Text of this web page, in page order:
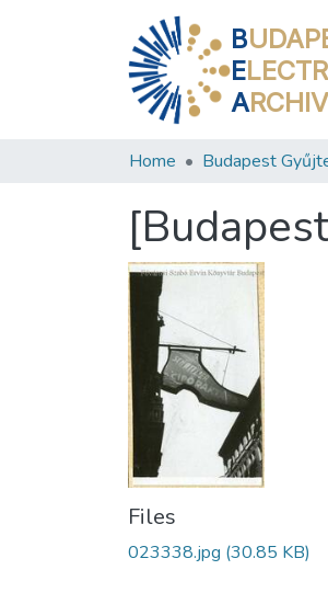
B
E
A
Home Budapest
Files
023338.jpg (30.85 KB)